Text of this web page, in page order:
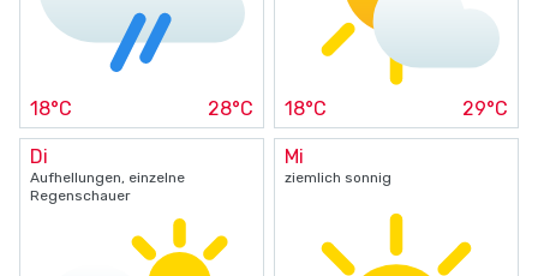
18°C 28°C 18°C 29°C
Di
Aufhellungen, einzelne
Regenschauer
Mi
ziemlich sonnig